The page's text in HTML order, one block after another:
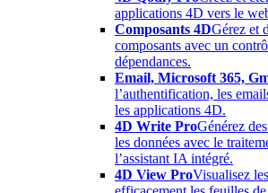
applications 4D vers le
Composants 4DGérez et
composants avec un
dépendances.
Email, Microsoft 365,
l’authentification, les
les applications 4D.
4D Write ProGénérez
les données avec le
l’assistant IA intégré.
4D View ProVisualisez